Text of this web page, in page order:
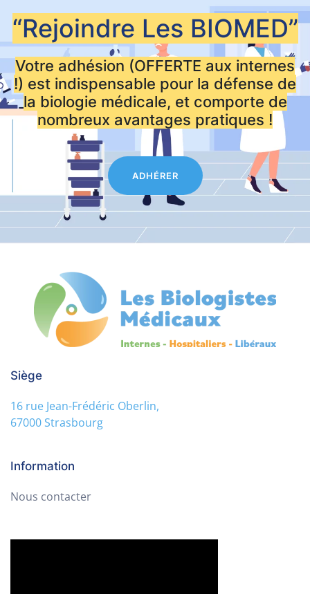
“Rejoindre Les BIOMED”
Votre adhésion (OFFERTE aux internes
!) est indispensable pour la défense de
la biologie médicale, et comporte de
nombreux avantages pratiques !
ADHÉRER
Siège
16 rue Jean-Frédéric Oberlin,
67000 Strasbourg
Information
Nous contacter